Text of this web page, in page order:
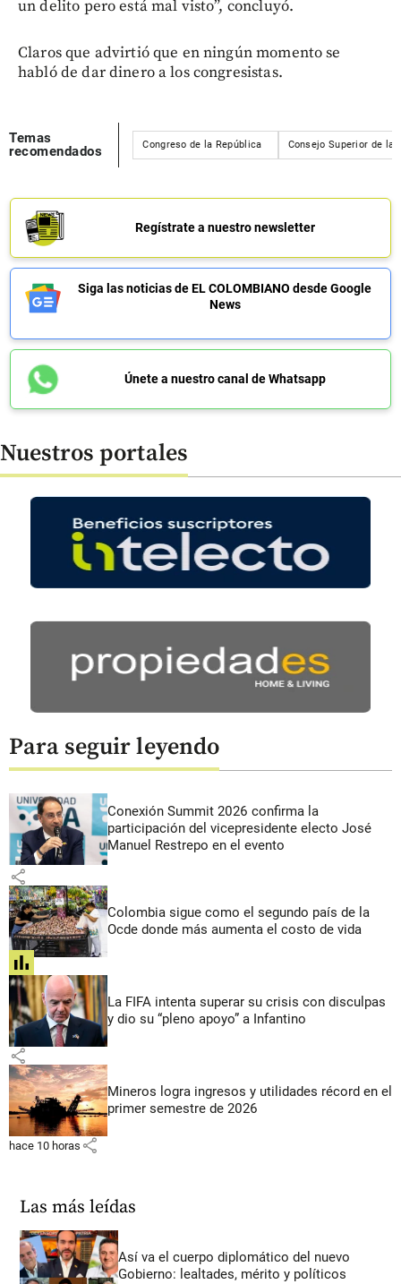
un delito pero está mal visto”, concluyó.
Claros que advirtió que en ningún momento se
habló de dar dinero a los congresistas.
Temas
recomendados
Congreso de la República Consejo Superior de la
Regístrate a nuestro newsletter
Siga las noticias de EL COLOMBIANO desde Google
News
Únete a nuestro canal de Whatsapp
Nuestros portales
Para seguir leyendo
Conexión Summit 2026 confirma la
participación del vicepresidente electo José
Manuel Restrepo en el evento
share
Colombia sigue como el segundo país de la
Ocde donde más aumenta el costo de vida
share
La FIFA intenta superar su crisis con disculpas
y dio su “pleno apoyo” a Infantino
share
Mineros logra ingresos y utilidades récord en el
primer semestre de 2026
hace 10 horas share
Las más leídas
Así va el cuerpo diplomático del nuevo
Gobierno: lealtades, mérito y políticos